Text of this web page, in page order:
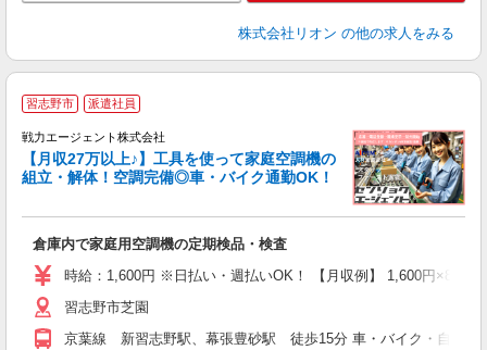
株式会社リオン の他の求人をみる
習志野市 派遣社員
戦力エージェント株式会社
【月収27万以上♪】工具を使って家庭空調機の
組立・解体！空調完備◎車・バイク通勤OK！
倉庫内で家庭用空調機の定期検品・検査
時給：1,600円 ※日払い・週払いOK！ 【月収例】 1,600円
習志野市芝園
京葉線 新習志野駅、幕張豊砂駅 徒歩15分 車・バイク・自転